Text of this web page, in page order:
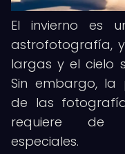
El invierno es
astrofotografía,
largas y el cielo
Sin embargo, la
de las
requiere de
especiales.